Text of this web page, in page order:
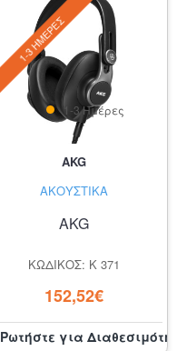
1-3 ΗΜΈΡΕΣ
AKG
ΑΚΟΥΣΤΙΚΆ
AKG
ΚΩΔΙΚΌΣ: K 371
152,52€
1-3 Ημέρες
Ρωτήστε για